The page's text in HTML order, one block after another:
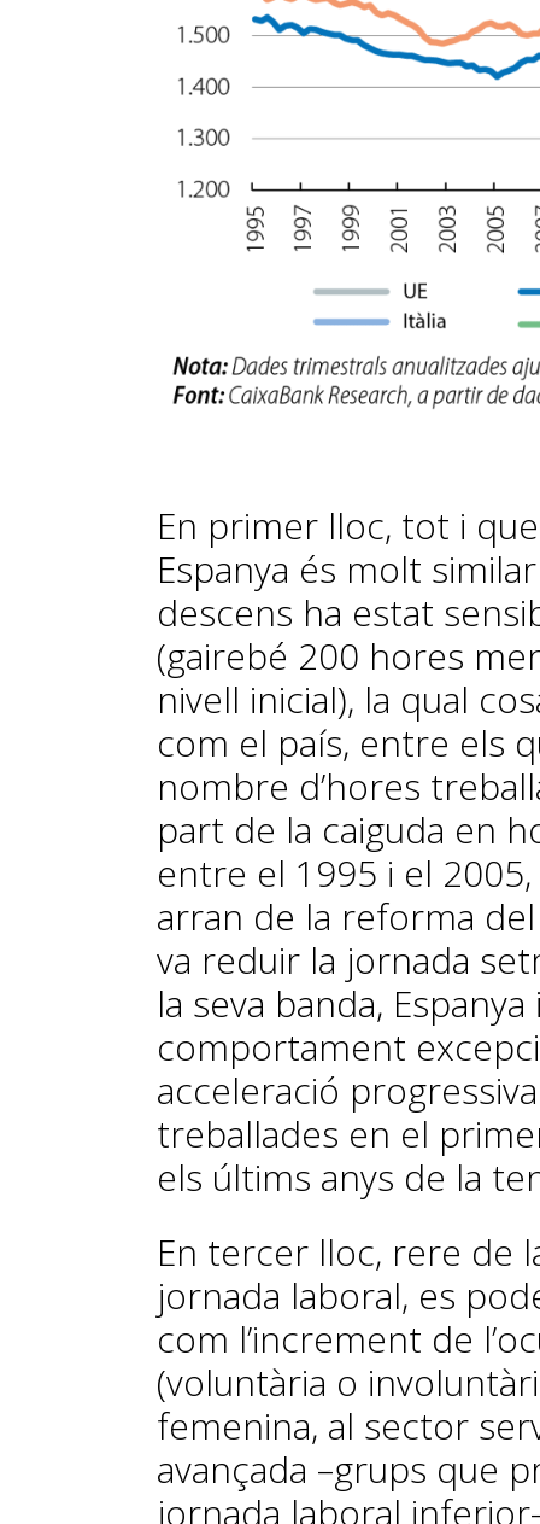
En primer lloc, tot i
Espanya és molt
descens ha estat
(gairebé 200 hores
nivell inicial), la qual
com el país, entre els
nombre d’hores
part de la caiguda en
entre el 1995 i el
arran de la reforma
va reduir la jornada
la seva banda,
comportament
acceleració
treballades en el
els últims anys de la
En tercer lloc, rere de
jornada laboral, es
com l’increment de
(voluntària o
femenina, al sector
avançada –grups que
jornada laboral